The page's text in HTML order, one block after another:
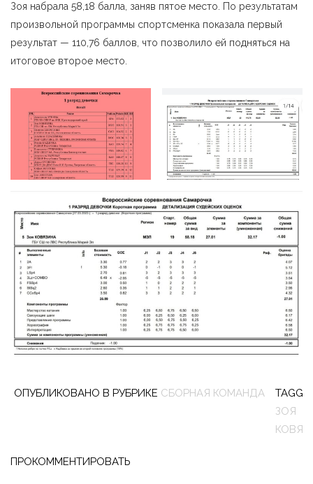
Зоя набрала 58,18 балла, заняв пятое место. По результатам
произвольной программы спортсменка показала первый
результат — 110,76 баллов, что позволило ей подняться на
итоговое второе место.
ОПУБЛИКОВАНО В РУБРИКЕ СБОРНАЯ КОМАНДА
ЗОЯ
ПРОКОММЕНТИРОВАТЬ